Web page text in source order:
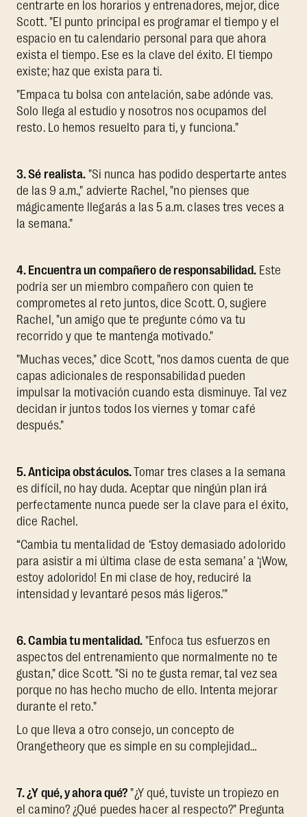
centrarte en los horarios y entrenadores, mejor, dice
Scott. "El punto principal es programar el tiempo y el
espacio en tu calendario personal para que ahora
exista el tiempo. Ese es la clave del éxito. El tiempo
existe; haz que exista para ti.
"Empaca tu bolsa con antelación, sabe adónde vas.
Solo llega al estudio y nosotros nos ocupamos del
resto. Lo hemos resuelto para ti, y funciona."
3. Sé realista. "Si nunca has podido despertarte antes
de las 9 a.m.," advierte Rachel, "no pienses que
mágicamente llegarás a las 5 a.m. clases tres veces a
la semana."
4. Encuentra un compañero de responsabilidad. Este
podría ser un miembro compañero con quien te
comprometes al reto juntos, dice Scott. O, sugiere
Rachel, "un amigo que te pregunte cómo va tu
recorrido y que te mantenga motivado."
"Muchas veces," dice Scott, "nos damos cuenta de que
capas adicionales de responsabilidad pueden
impulsar la motivación cuando esta disminuye. Tal vez
decidan ir juntos todos los viernes y tomar café
después."
5. Anticipa obstáculos.Tomar tres clases a la semana
es difícil, no hay duda. Aceptar que ningún plan irá
perfectamente nunca puede ser la clave para el éxito,
dice Rachel.
“Cambia tu mentalidad de ‘Estoy demasiado adolorido
para asistir a mi última clase de esta semana’ a ‘¡Wow,
estoy adolorido! En mi clase de hoy, reduciré la
intensidad y levantaré pesos más ligeros.'"
6. Cambia tu mentalidad. "Enfoca tus esfuerzos en
aspectos del entrenamiento que normalmente no te
gustan," dice Scott. "Si no te gusta remar, tal vez sea
porque no has hecho mucho de ello. Intenta mejorar
durante el reto."
Lo que lleva a otro consejo, un concepto de
Orangetheory que es simple en su complejidad…
7. ¿Y qué, y ahora qué?"¿Y qué, tuviste un tropiezo en
el camino? ¿Qué puedes hacer al respecto?" Pregunta